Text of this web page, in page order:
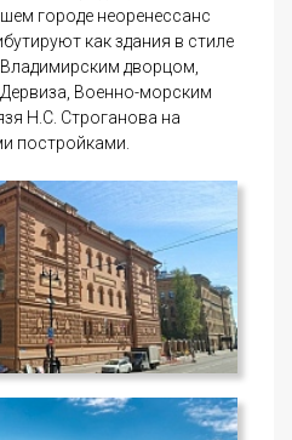
городе неоренессанс
как здания в стиле
дворцом,
Военно-морским
Н.С. Строганова на
постройками.